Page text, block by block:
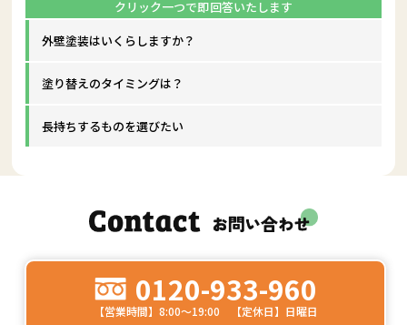
外壁塗装はいくらしますか？
塗り替えのタイミングは？
長持ちするものを選びたい
0120-933-960
【営業時間】8:00～19:00 【定休日】日曜日